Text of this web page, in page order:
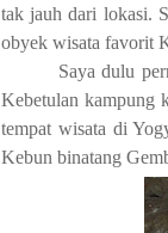
tak jauh dari lokasi.
obyek wisata favorit
Saya dulu
Kebetulan kampung
tempat wisata di
Kebun binatang